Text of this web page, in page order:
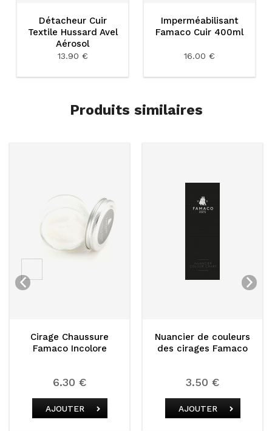
Détacheur Cuir
Textile Hussard Avel
Aérosol
13.90 €
Imperméabilisant
Famaco Cuir 400ml
16.00 €
Produits similaires
Chaussure
Incolore
Nuancier de couleurs
des cirages Famaco
Cirage
Famaco